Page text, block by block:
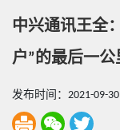
中兴通讯王全
户”的最后一公
发布时间：2021-09-30